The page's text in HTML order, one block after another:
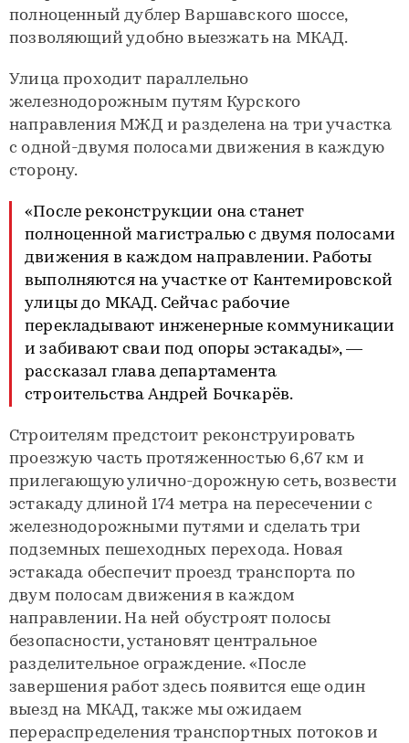
полноценный дублер Варшавского шоссе,
позволяющий удобно выезжать на МКАД.
Улица проходит параллельно
железнодорожным путям Курского
направления МЖД и разделена на три участка
с одной-двумя полосами движения в каждую
сторону.
«После реконструкции она станет
полноценной магистралью с двумя полосами
движения в каждом направлении. Работы
выполняются на участке от Кантемировской
улицы до МКАД. Сейчас рабочие
перекладывают инженерные коммуникации
и забивают сваи под опоры эстакады», —
рассказал глава департамента
строительства Андрей Бочкарёв.
Строителям предстоит реконструировать
проезжую часть протяженностью 6,67 км и
прилегающую улично-дорожную сеть, возвести
эстакаду длиной 174 метра на пересечении с
железнодорожными путями и сделать три
подземных пешеходных перехода. Новая
эстакада обеспечит проезд транспорта по
двум полосам движения в каждом
направлении. На ней обустроят полосы
безопасности, установят центральное
разделительное ограждение. «После
завершения работ здесь появится еще один
выезд на МКАД, также мы ожидаем
перераспределения транспортных потоков и